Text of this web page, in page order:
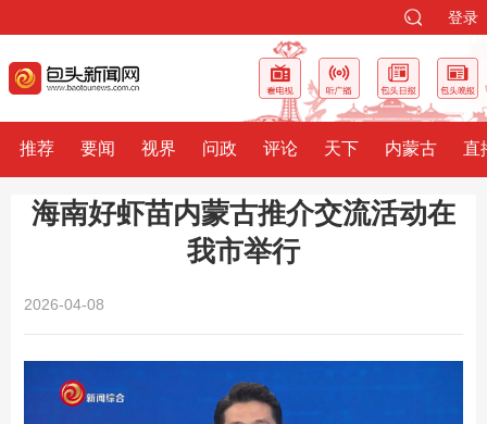
登录
推荐 要闻 视界 问政 评论 天下 内蒙古 直
海南好虾苗内蒙古推介交流活动在
我市举行
2026-04-08